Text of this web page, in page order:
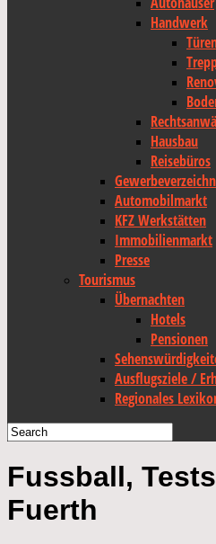
Handwerk
Hausbau
Reisebüros
Automobilmarkt
KFZ Werkstätten
Immobilienmarkt
Presse
Tourismus
Übernachten
Hotels
Pensionen
Ausflugsziele /
Regionales
Fussball,
Fuerth